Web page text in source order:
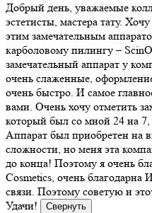
Добрый день, уважаемые
эстетисты, мастера тату.
этим замечательным
карболовому пилингу –
замечательный аппарат у
очень слаженные,
очень быстро. И самое
вами. Очень хочу отметить
который был со мной 24 на
Аппарат был приобретен на
сложности, но меня эта
до конца! Поэтому я очень
Cosmetics, очень
связи. Поэтому советую и
Удачи!
Свернуть